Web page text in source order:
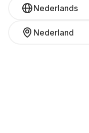
Nederlands
Nederland